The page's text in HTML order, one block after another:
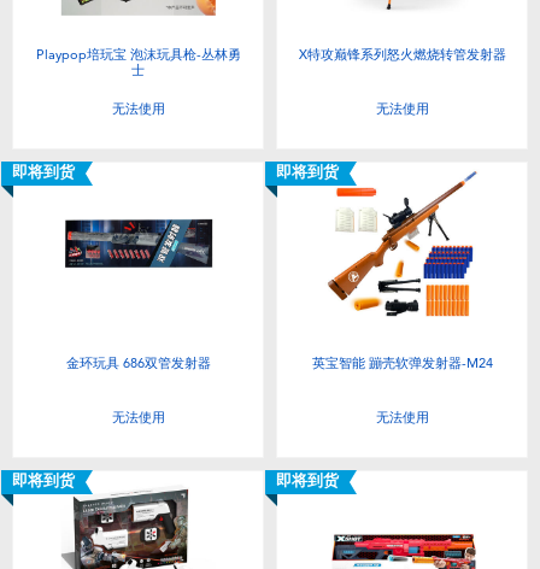
Playpop培玩宝 泡沫玩具枪-丛林勇
士
无法使用
X特攻巅锋系列怒火燃烧转管发射器
无法使用
即将到货
金环玩具 686双管发射器
无法使用
即将到货
英宝智能 蹦壳软弹发射器-M24
无法使用
即将到货 即将到货